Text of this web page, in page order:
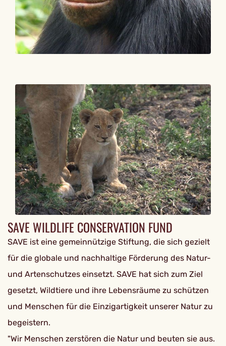
SAVE WILDLIFE CONSERVATION FUND
SAVE ist eine gemeinnützige Stiftung, die sich gezielt
für die globale und nachhaltige Förderung des Natur-
und Artenschutzes einsetzt. SAVE hat sich zum Ziel
gesetzt, Wildtiere und ihre Lebensräume zu schützen
und Menschen für die Einzigartigkeit unserer Natur zu
begeistern.
"Wir Menschen zerstören die Natur und beuten sie aus.